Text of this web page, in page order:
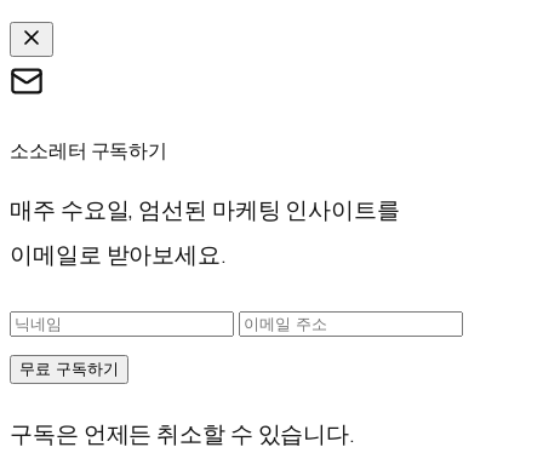
소소레터 구독하기
매주 수요일, 엄선된 마케팅 인사이트를
이메일로 받아보세요.
무료 구독하기
구독은 언제든 취소할 수 있습니다.